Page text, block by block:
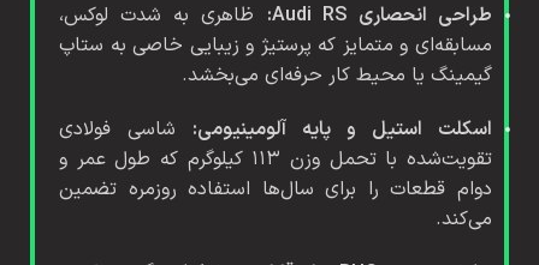
طراحی انحصاری Audi RS:
ظاهری به شدت لوکس،
مسابقه‌ای و متمایز که پرستیژ و زیبایی خاصی به ستاپ
گیمینگ یا محیط کار حرفه‌ای می‌بخشد.
اسکلت استیل و پایه آلومینیومی: شاسی فولادی
تقویت‌شده با تحمل وزن ۱۱۳ کیلوگرم که طول عمر و
دوام قطعات را برای سال‌ها استفاده روزمره تضمین
می‌کند.